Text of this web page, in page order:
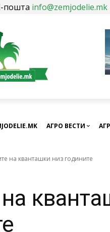
пошта info@zemjodelie.mk
АГРО ВЕСТИ
на кванташки низ годините